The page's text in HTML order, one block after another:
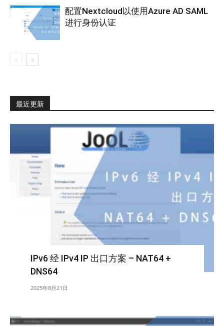
配置Nextcloud以使用Azure AD SAML
进行身份认证
最近更新
IPv6 经 IPv4 IP 出口方案 – NAT64 +
DNS64
2025年8月21日